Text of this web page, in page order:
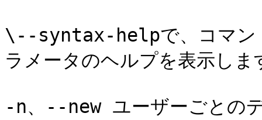
\--syntax-helpで、コマン
ラメータのヘルプを表示しま
-n、--new ユーザーごとの